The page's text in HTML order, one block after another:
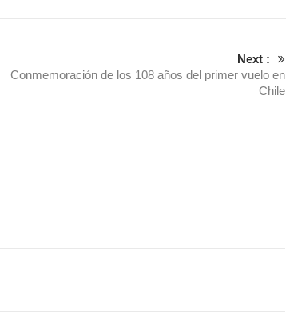
Next :
Conmemoración de los 108 años del primer vuelo en
Chile